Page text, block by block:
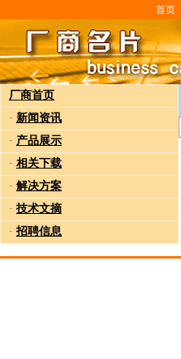
首页
厂商首页
· 新闻资讯
· 产品展示
· 相关下载
· 解决方案
· 技术文摘
· 招聘信息